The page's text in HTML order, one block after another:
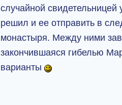
случайной свидетельницей
решил и ее отправить в
монастыря. Между ними
закончившаяся гибелью
варианты